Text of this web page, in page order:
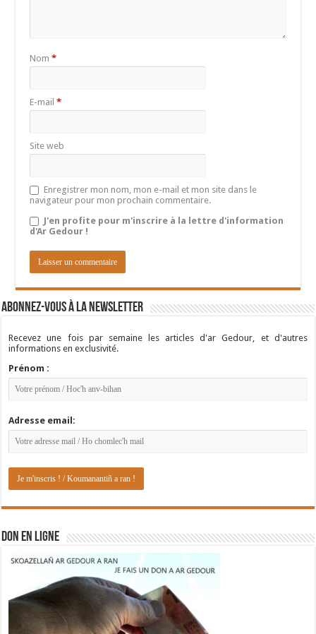
Nom*
E-mail*
Site web
Enregistrer mon nom, mon e-mail et mon site dans le
navigateur pour mon prochain commentaire.
J'en profite pour m'inscrire à la lettre d'information
d'Ar Gedour !
Abonnez-vous à la newsletter
Recevez une fois par semaine les articles d'ar Gedour, et d'autres
informations en exclusivité.
Prénom :
Adresse email:
DON EN LIGNE